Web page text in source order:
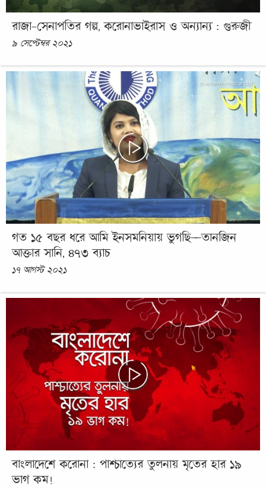
রাজা-সেনাপতির গল্প, করোনাভাইরাস ও অন্যান্য : গুরুজী
৯ সেপ্টেম্বর ২০২১
গত ১৫ বছর ধরে আমি ইনসমনিয়ায় ভুগছি—তানজিন
আক্তার সানি, ৪৭৩ ব্যাচ
১৭ আগস্ট ২০২১
বাংলাদেশে করোনা : পাশ্চাত্যের তুলনায় মৃতের হার ১৯
ভাগ কম!